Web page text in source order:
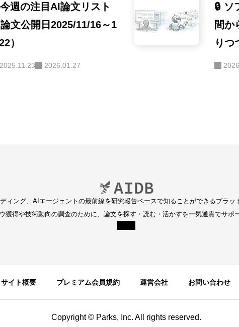
今週の注目AI論文リスト
論文公開日2025/11/16～1
）
2025.11.23 2026.01.27
🔒
間か
り
ト・
ィング、AIエージェントの最前線を研究報告ベースで知ることができるプラ
獲得や技術動向の調査のために、論文を探す・読む・活かすを一気通貫でサポ
サイト概要 プレミアム会員規約 運営会社 お問い合わせ
Copyright © Parks, Inc. All rights reserved.